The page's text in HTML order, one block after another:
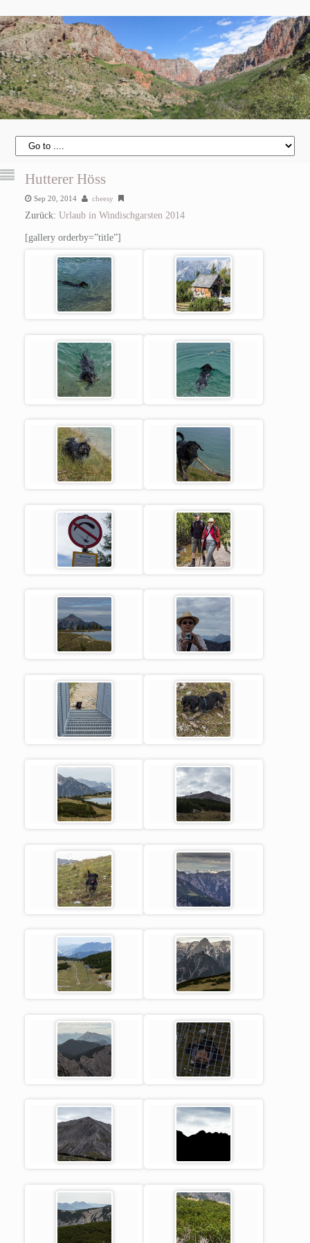
Hutterer Höss
Sep 20, 2014 cheesy
Zurück: Urlaub in Windischgarsten 2014
[gallery orderby=”title”]